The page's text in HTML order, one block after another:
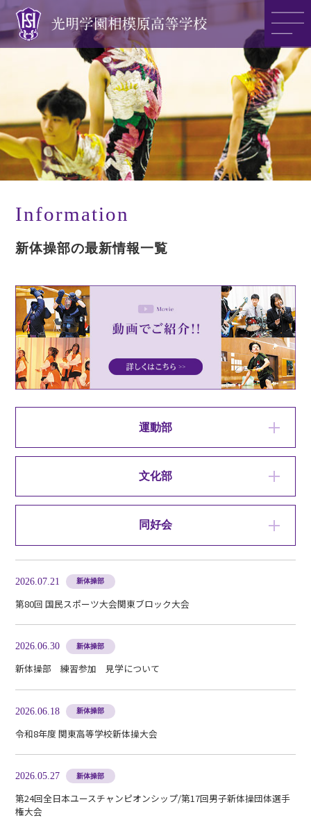
Information
新体操部の最新情報一覧
運動部
文化部
同好会
2026.07.21 新体操部
第80回 国民スポーツ大会関東ブロック大会
2026.06.30 新体操部
新体操部 練習参加 見学について
2026.06.18 新体操部
令和8年度 関東高等学校新体操大会
2026.05.27 新体操部
第24回全日本ユースチャンピオンシップ/第17回男子新体操団体選手
権大会
光明学園の魅力
光明学園のご紹介
アクセス>>
その他